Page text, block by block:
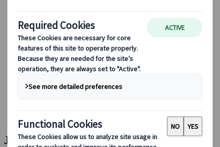
Seizoensgebonden Reistips
Bestemmingshoogtepunten
Culturele Inzichten
Culinaire Avonturen
Ontdek Japan met de trein
Veelgestelde vragen
Essentiële info
Etiquette in Japan
Autorijden in Japan
Boeken bij ons
Japan Rail Pass
Accommodatie
Online Reisadvies
Japanspecialist | Resultaten